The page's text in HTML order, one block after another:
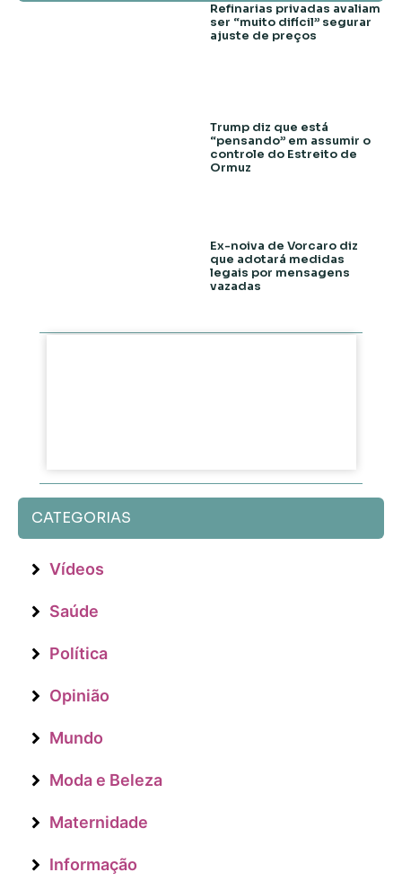
Refinarias privadas avaliam
ser “muito difícil” segurar
ajuste de preços
Trump diz que está
“pensando” em assumir o
controle do Estreito de
Ormuz
Ex-noiva de Vorcaro diz
que adotará medidas
legais por mensagens
vazadas
CATEGORIAS
Vídeos
Saúde
Política
Opinião
Mundo
Moda e Beleza
Maternidade
Informação